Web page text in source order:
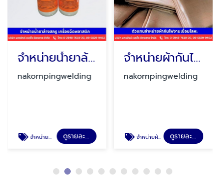
จำหน่ายน้ำยาล้างสกรู เครื่องฉีดพลาสติก
nakornpingwelding
จำหน่ายน้ำยาล้างสกรู เครื่องฉีดพลาสติก ดูรายละเอียด
จำหน่ายผ้ากันไฟงานเชื่อมโลหะ Welding blankets
nakornpingwelding
จำหน่ายผ้ากันไฟงานเชื่อมโลหะ Welding blankets ดูรายละเอียด